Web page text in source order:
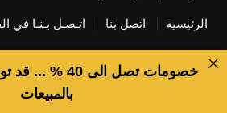
الرئيسية اتصل بنا اتـصـل بـنـا في
خصومات تصل الى
بالمبيعات